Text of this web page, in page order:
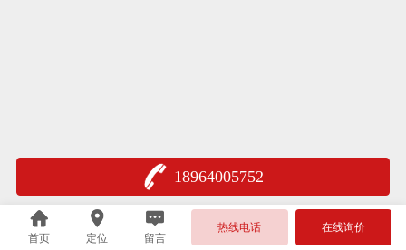
18964005752
首页 定位 留言
热线电话 在线询价